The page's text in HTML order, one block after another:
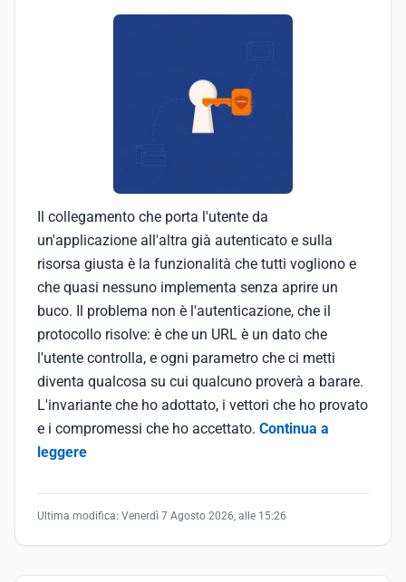
Il collegamento che porta l'utente da
un'applicazione all'altra già autenticato e sulla
risorsa giusta è la funzionalità che tutti vogliono e
che quasi nessuno implementa senza aprire un
buco. Il problema non è l'autenticazione, che il
protocollo risolve: è che un URL è un dato che
l'utente controlla, e ogni parametro che ci metti
diventa qualcosa su cui qualcuno proverà a barare.
L'invariante che ho adottato, i vettori che ho provato
e i compromessi che ho accettato. Continua a
leggere
Ultima modifica: Venerdì 7 Agosto 2026, alle 15:26